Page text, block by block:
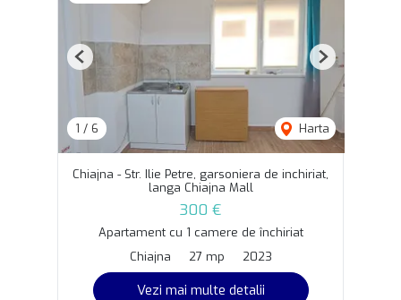
1 / 6 Harta
Previous Next
Chiajna - Str. Ilie Petre, garsoniera de inchiriat,
langa Chiajna Mall
300 €
Apartament cu 1 camere de închiriat
Chiajna
27 mp 2023
Vezi mai multe detalii